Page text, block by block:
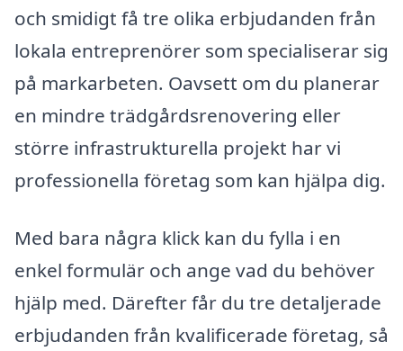
och smidigt få tre olika erbjudanden från
lokala entreprenörer som specialiserar sig
på markarbeten. Oavsett om du planerar
en mindre trädgårdsrenovering eller
större infrastrukturella projekt har vi
professionella företag som kan hjälpa dig.
Med bara några klick kan du fylla i en
enkel formulär och ange vad du behöver
hjälp med. Därefter får du tre detaljerade
erbjudanden från kvalificerade företag, så